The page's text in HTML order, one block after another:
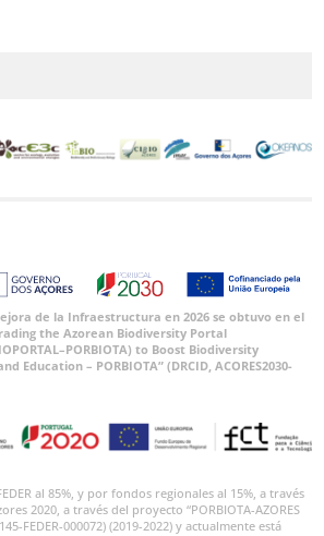
de la Infraestructura en 2026 se obtuvo en el
the Azorean Biodiversity Portal
to Boost Biodiversity
Education – PORBIOTA” (DRCID, ACORES2030-
al 85%, y por fondos regionales al 15%, a través
2020, a través del proyecto “PORBIOTA-AZORES
FEDER-000072) (2019-2022) y actualmente está